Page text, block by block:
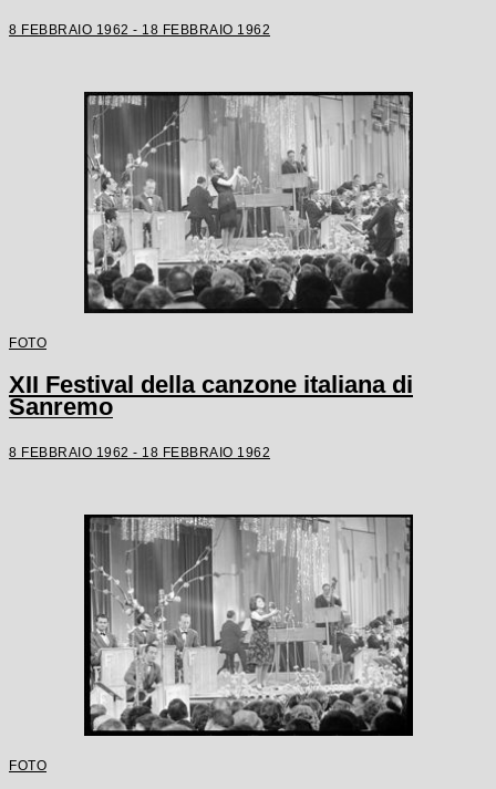
8 FEBBRAIO 1962 - 18 FEBBRAIO 1962
FOTO
XII Festival della canzone italiana di
Sanremo
8 FEBBRAIO 1962 - 18 FEBBRAIO 1962
FOTO